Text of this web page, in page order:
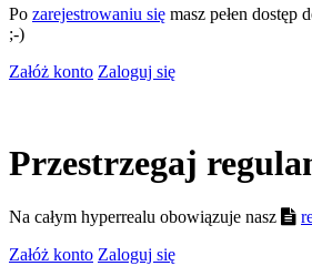
Po zarejestrowaniu się masz pełen
;-)
Załóż konto Zaloguj się
Przestrzegaj
Na całym hyperrealu obowiązuje nasz
Załóż konto Zaloguj się